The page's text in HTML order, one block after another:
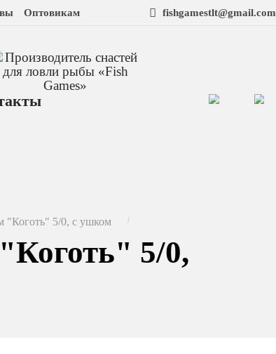
Оптовикам fishgamestlt@gmail.com
"Коготь" 5/0, с ушком
5/0,